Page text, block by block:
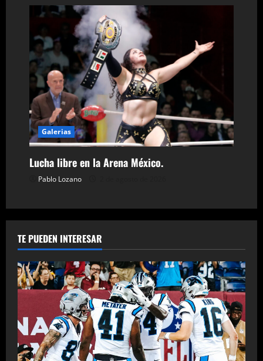
Galerias
Lucha libre en la Arena México.
Pablo Lozano
TE PUEDEN INTERESAR